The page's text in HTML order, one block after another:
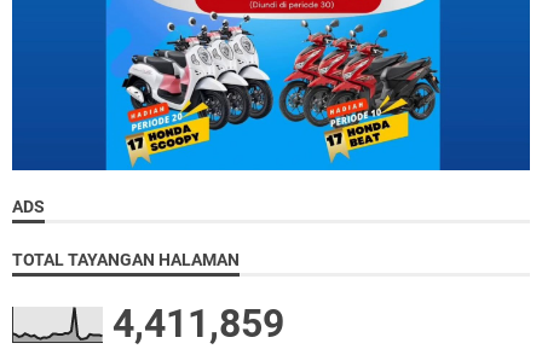
ADS
TOTAL TAYANGAN HALAMAN
4,411,859